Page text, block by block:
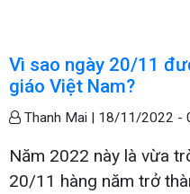
Vì sao ngày 20/11
giáo Việt Nam?
Thanh Mai | 18/11/2022 -
Năm 2022 này là vừa
20/11 hàng năm trở